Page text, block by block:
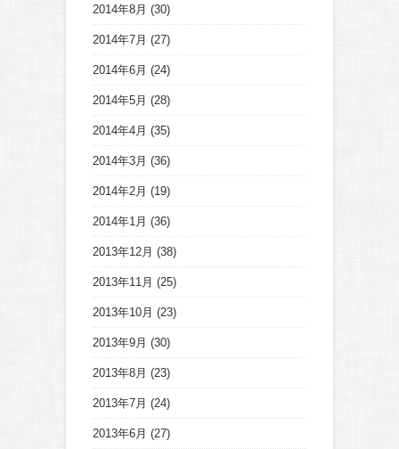
2014年8月 (30)
2014年7月 (27)
2014年6月 (24)
2014年5月 (28)
2014年4月 (35)
2014年3月 (36)
2014年2月 (19)
2014年1月 (36)
2013年12月 (38)
2013年11月 (25)
2013年10月 (23)
2013年9月 (30)
2013年8月 (23)
2013年7月 (24)
2013年6月 (27)